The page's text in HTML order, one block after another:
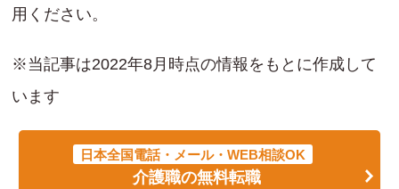
用ください。
※当記事は2022年8月時点の情報をもとに作成して
います
日本全国電話・メール・WEB相談OK
介護職の無料転職